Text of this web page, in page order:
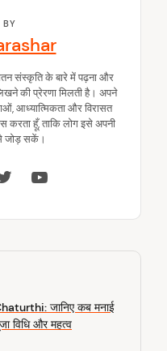
BY
संस्कृति के बारे में पढ़ना और
की प्रेरणा मिलती है। अपने
आध्यात्मिकता और विरासत
करता हूँ, ताकि लोग इसे अपनी
से जोड़ सकें।
जानिए कब मनाई
विधि और महत्व